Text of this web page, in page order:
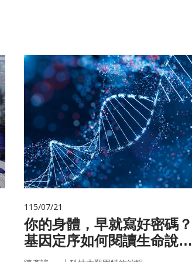
115/07/21
你的身體，早就寫好密碼？
基因定序如何閱讀生命說明
書